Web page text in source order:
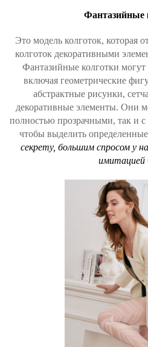
Фантазийные
Это модель колготок, которая
колготок декоративными
Фантазийные колготки
включая геометрические
абстрактные рисунки,
декоративные элементы. Они
полностью прозрачными, так и
чтобы выделить
секрету, большим спросом у
имитацией